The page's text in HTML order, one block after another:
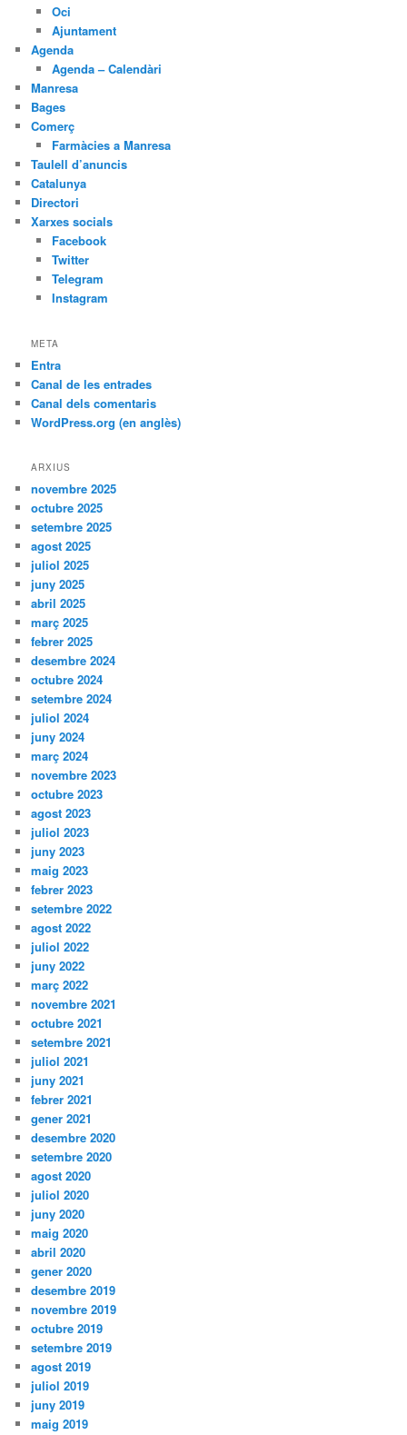
Oci
Ajuntament
Agenda
Agenda – Calendàri
Manresa
Bages
Comerç
Farmàcies a Manresa
Taulell d’anuncis
Catalunya
Directori
Xarxes socials
Facebook
Twitter
Telegram
Instagram
META
Entra
Canal de les entrades
Canal dels comentaris
WordPress.org (en anglès)
ARXIUS
novembre 2025
octubre 2025
setembre 2025
agost 2025
juliol 2025
juny 2025
abril 2025
març 2025
febrer 2025
desembre 2024
octubre 2024
setembre 2024
juliol 2024
juny 2024
març 2024
novembre 2023
octubre 2023
agost 2023
juliol 2023
juny 2023
maig 2023
febrer 2023
setembre 2022
agost 2022
juliol 2022
juny 2022
març 2022
novembre 2021
octubre 2021
setembre 2021
juliol 2021
juny 2021
febrer 2021
gener 2021
desembre 2020
setembre 2020
agost 2020
juliol 2020
juny 2020
maig 2020
abril 2020
gener 2020
desembre 2019
novembre 2019
octubre 2019
setembre 2019
agost 2019
juliol 2019
juny 2019
maig 2019